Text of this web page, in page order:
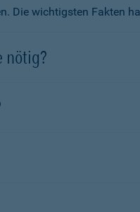
Die wichtigsten Fakten
nötig?